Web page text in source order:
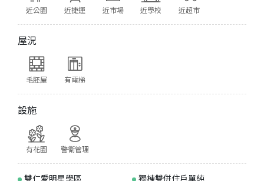
近公園 近捷運 近市場 近學校 近超市
屋況
毛胚屋 有電梯
設施
有花園 警衛管理
雙仁愛明星學區
獨棟雙併住戶單純